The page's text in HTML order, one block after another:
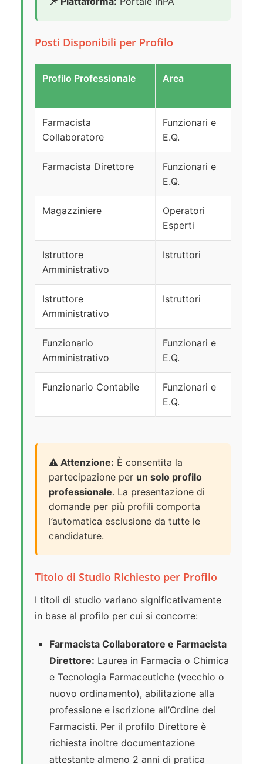
Posti Disponibili per Profilo
Profilo Professionale Area
Farmacista
Collaboratore
Funzionari e
E.Q.
Farmacista Direttore
Funzionari e
E.Q.
Magazziniere
Operatori
Esperti
Istruttore
Amministrativo
Istruttori
Istruttore
Amministrativo
Istruttori
Funzionario
Amministrativo
Funzionari e
E.Q.
Funzionario Contabile
Funzionari e
E.Q.
⚠️ Attenzione: È consentita la
partecipazione per un solo profilo
professionale. La presentazione di
domande per più profili comporta
l’automatica esclusione da tutte le
candidature.
Titolo di Studio Richiesto per Profilo
I titoli di studio variano significativamente
in base al profilo per cui si concorre:
Farmacista Collaboratore e Farmacista
Direttore: Laurea in Farmacia o Chimica
e Tecnologia Farmaceutiche (vecchio o
nuovo ordinamento), abilitazione alla
professione e iscrizione all’Ordine dei
Farmacisti. Per il profilo Direttore è
richiesta inoltre documentazione
attestante almeno 2 anni di pratica